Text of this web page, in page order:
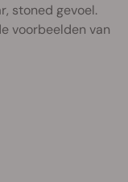
stoned gevoel.
voorbeelden van